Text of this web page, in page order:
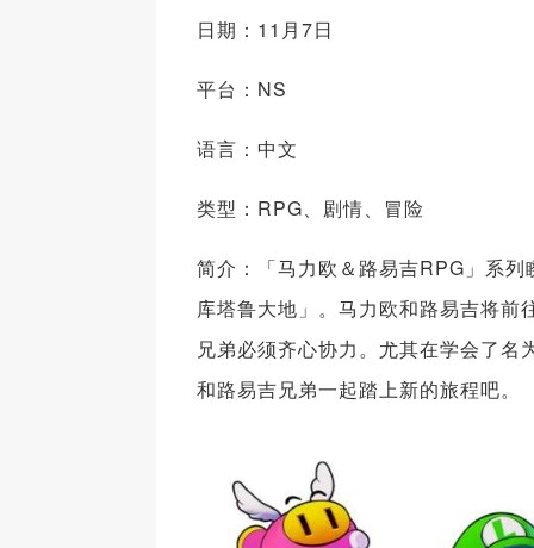
日期：11月7日
平台：NS
语言：中文
类型：RPG、剧情、冒险
简介：「马力欧＆路易吉RPG」系
库塔鲁大地」。马力欧和路易吉将
兄弟必须齐心协力。尤其在学会了
和路易吉兄弟一起踏上新的旅程吧。